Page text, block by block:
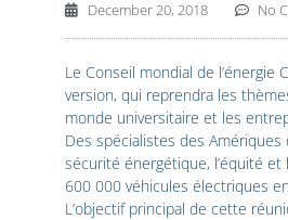
December 20, 2018 No
Le Conseil mondial de
version, qui reprendra les
monde universitaire et les
Des spécialistes des
sécurité énergétique, l’équité
600 000 véhicules électriques
L’objectif principal de cette